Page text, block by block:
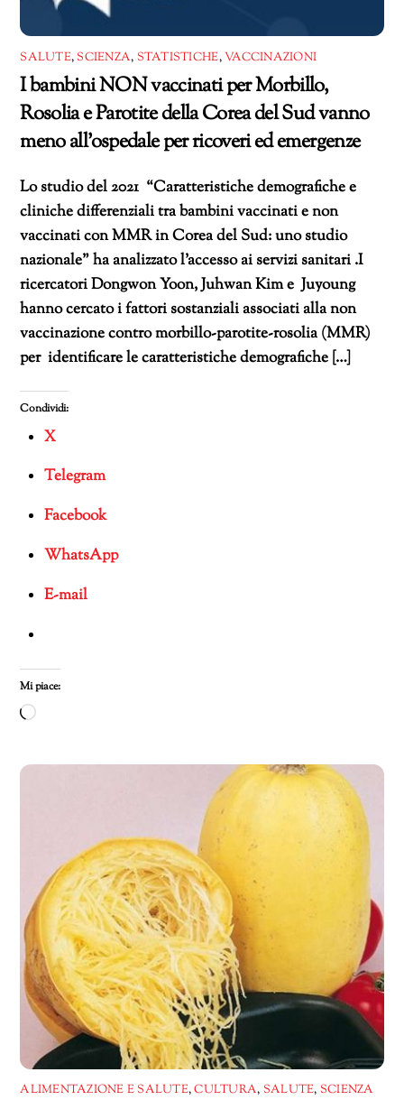
SALUTE,SCIENZA, STATISTICHE,VACCINAZIONI
I bambini NON vaccinati per Morbillo,
Rosolia e Parotite della Corea del Sud vanno
meno all’ospedale per ricoveri ed emergenze
Lo studio del 2021 “Caratteristiche demografiche e
cliniche differenziali tra bambini vaccinati e non
vaccinati con MMR in Corea del Sud: uno studio
nazionale” ha analizzato l’accesso ai servizi sanitari .I
ricercatori Dongwon Yoon, Juhwan Kim e Juyoung
hanno cercato i fattori sostanziali associati alla non
vaccinazione contro morbillo-parotite-rosolia (MMR)
per identificare le caratteristiche demografiche […]
Condividi:
X
Telegram
Facebook
WhatsApp
E-mail
Mi piace:
Caricamento
corso…
ALIMENTAZIONE E SALUTE,CULTURA, SALUTE, SCIENZA